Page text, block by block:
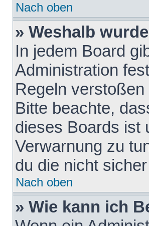
Nach oben
» Weshalb
In jedem Board
Administration
Regeln
Bitte beachte,
dieses Boards ist
Verwarnung zu
du die nicht
Nach oben
» Wie kann ich